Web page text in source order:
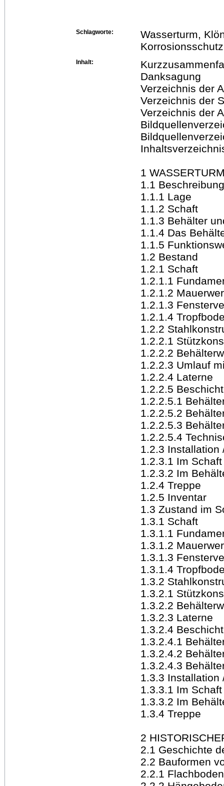
Schlagworte:
Wasserturm,
Korrosionsschutz
Inhalt:
Danksagung
Verzeichnis der
Verzeichnis der
Verzeichnis der
1
1.1 Beschreibung
1.1.1 Lage
1.1.2 Schaft
1.1.3 Behälter
1.1.4 Das
1.1.5
1.2 Bestand
1.2.1 Schaft
1.2.1.1
1.2.1.2
1.2.1.3
1.2.1.4
1.2.2
1.2.2.1
1.2.2.2
1.2.2.3 Umlauf
1.2.2.4 Laterne
1.2.2.5
1.2.2.5.1
1.2.2.5.2
1.2.2.5.3
1.2.2.5.4
1.2.3 Installation
1.2.3.1 Im Schaft
1.2.3.2 Im
1.2.4 Treppe
1.2.5 Inventar
1.3 Zustand im
1.3.1 Schaft
1.3.1.1
1.3.1.2
1.3.1.3
1.3.1.4
1.3.2
1.3.2.1
1.3.2.2
1.3.2.3 Laterne
1.3.2.4
1.3.2.4.1
1.3.2.4.2
1.3.2.4.3
1.3.3 Installation
1.3.3.1 Im Schaft
1.3.3.2 Im
1.3.4 Treppe
2
2.1 Geschichte
2.2 Bauformen
2.2.1